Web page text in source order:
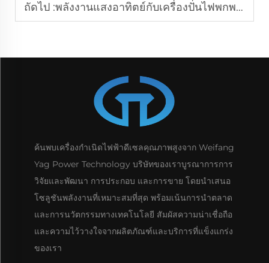
ถัดไป :พลังงานแสงอาทิตย์กับเครื่องปั่นไฟพกพาแบบใช้แก๊ส: เลือกแบบไหนดี?
ค้นพบเครื่องกำเนิดไฟฟ้าดีเซลคุณภาพสูงจาก Weifang
Yag Power Technology บริษัทของเราบูรณาการการ
วิจัยและพัฒนา การประกอบ และการขาย โดยนำเสนอ
โซลูชันพลังงานที่เหมาะสมที่สุด พร้อมเน้นการนำตลาด
และการนวัตกรรมทางเทคโนโลยี สัมผัสความน่าเชื่อถือ
และความไว้วางใจจากผลิตภัณฑ์และบริการที่แข็งแกร่ง
ของเรา